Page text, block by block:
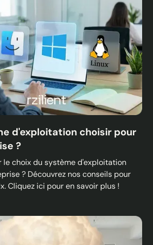
d'exploitation choisir pour
?
le choix du système d'exploitation
? Découvrez nos conseils pour
Cliquez ici pour en savoir plus !